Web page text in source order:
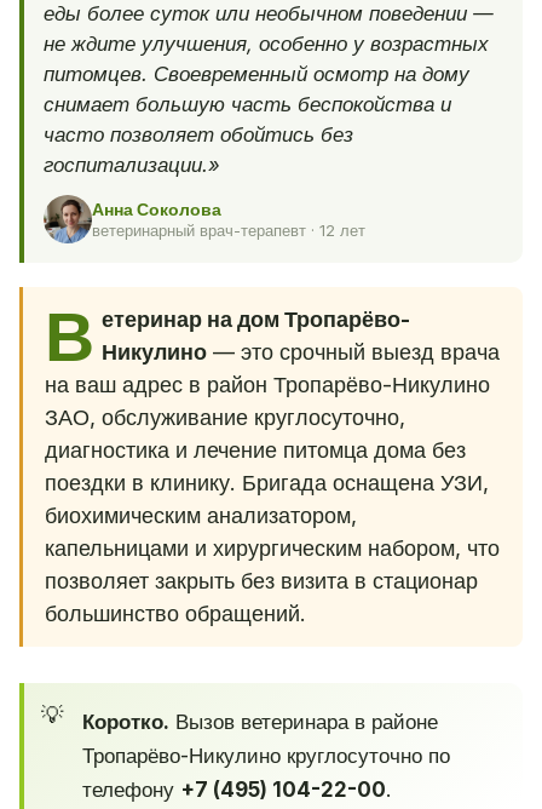
еды более суток или необычном поведении —
не ждите улучшения, особенно у возрастных
питомцев. Своевременный осмотр на дому
снимает большую часть беспокойства и
часто позволяет обойтись без
госпитализации.»
Анна Соколова
ветеринарный врач-терапевт · 12 лет
В етеринар на дом Тропарёво-
Никулино— это срочный выезд врача
на ваш адрес в район Тропарёво-Никулино
ЗАО, обслуживание круглосуточно,
диагностика и лечение питомца дома без
поездки в клинику. Бригада оснащена УЗИ,
биохимическим анализатором,
капельницами и хирургическим набором, что
позволяет закрыть без визита в стационар
большинство обращений.
Коротко. Вызов ветеринара в районе
Тропарёво-Никулино круглосуточно по
телефону +7 (495) 104-22-00.